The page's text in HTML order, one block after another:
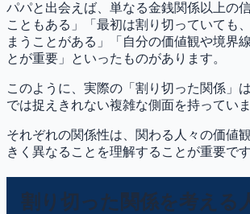
パパと出会えば、単なる金銭関係以上の
こともある」「最初は割り切っていても
まうことがある」「自分の価値観や境界
とが重要」といったものがあります。
このように、実際の「割り切った関係」
では捉えきれない複雑な側面を持っていま
それぞれの関係性は、関わる人々の価値
きく異なることを理解することが重要です
割り切った関係を考える